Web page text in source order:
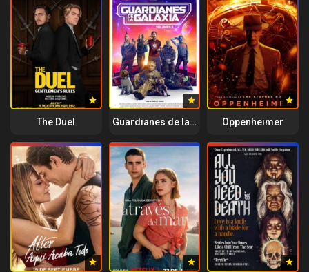
The Duel Guardianes de la Galaxia Vol. 3 Oppenheimer